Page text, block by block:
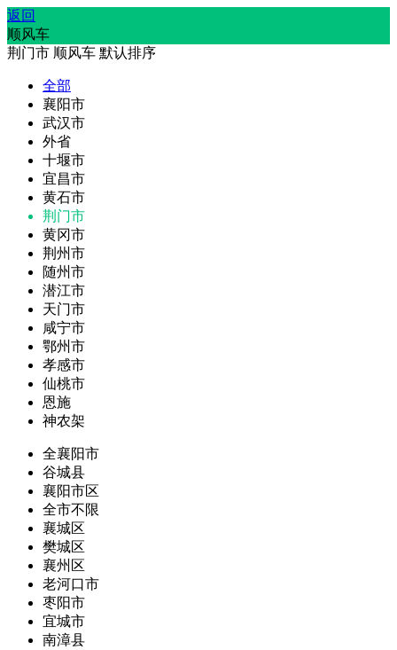
返回
顺风车
荆门市 顺风车 默认排序
全部
襄阳市
武汉市
外省
十堰市
宜昌市
黄石市
荆门市
黄冈市
荆州市
随州市
潜江市
天门市
咸宁市
鄂州市
孝感市
仙桃市
恩施
神农架
全襄阳市
谷城县
襄阳市区
全市不限
襄城区
樊城区
襄州区
老河口市
枣阳市
宜城市
南漳县